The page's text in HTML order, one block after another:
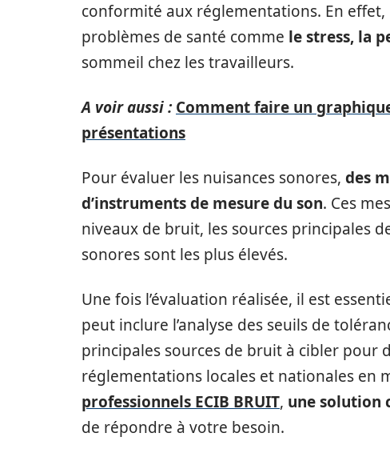
conformité aux réglementations. En
problèmes de santé comme le stress, la
sommeil chez les travailleurs.
A voir aussi : Comment faire un
présentations
Pour évaluer les nuisances sonores, des
d’instruments de mesure du son. Ces
niveaux de bruit, les sources principales
sonores sont les plus élevés.
Une fois l’évaluation réalisée, il est
peut inclure l’analyse des seuils de
principales sources de bruit à cibler pour
réglementations locales et nationales en
professionnels ECIB BRUIT, une solution
de répondre à votre besoin.